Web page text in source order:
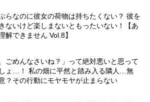
らなのに彼女の荷物は持ちたくない？ 彼を
ないけど楽しまないともったいない！【あ
解できません Vol.8】
、ごめんなさいね？」って絶対悪いと思って
ょ…！ 私の畑に平然と踏み入る隣人…無
？その行動にモヤモヤが止まらない